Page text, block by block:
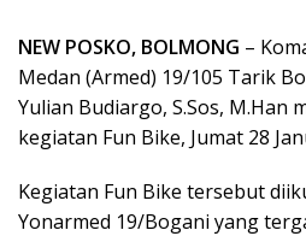
NEW POSKO, BOLMONG –
Medan (Armed) 19/105 Tarik
Yulian Budiargo, S.Sos, M.Han
kegiatan Fun Bike, Jumat 28
Kegiatan Fun Bike tersebut
Yonarmed 19/Bogani yang